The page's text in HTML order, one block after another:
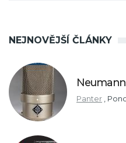
NEJNOVĚJŠÍ ČLÁNKY
Neumann
Panter